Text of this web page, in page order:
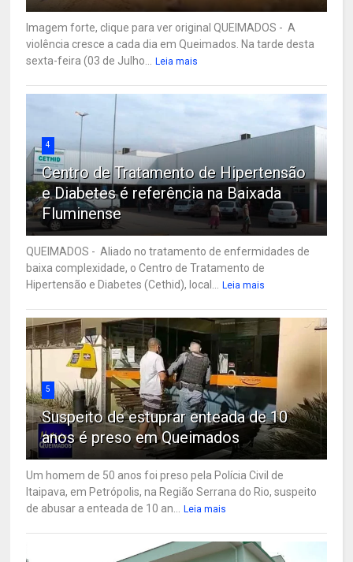
Imagem forte, clique para ver original QUEIMADOS - A
violência cresce a cada dia em Queimados. Na tarde desta
sexta-feira (03 de Julho...
Leia mais
4
Centro de Tratamento de Hipertensão
e Diabetes é referência na Baixada
Fluminense
QUEIMADOS - Aliado no tratamento de enfermidades de
baixa complexidade, o Centro de Tratamento de
Hipertensão e Diabetes (Cethid), local...
Leia mais
5
Suspeito de estuprar enteada de 10
anos é preso em Queimados
Um homem de 50 anos foi preso pela Polícia Civil de
Itaipava, em Petrópolis, na Região Serrana do Rio, suspeito
de abusar a enteada de 10 an...
Leia mais